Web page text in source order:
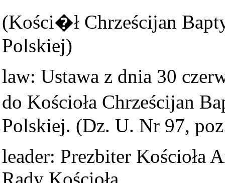
(Kości�ł Chrześcijan
Polskiej)
law: Ustawa z dnia 30
do Kościoła Chrześcijan
Polskiej. (Dz. U. Nr 97,
leader: Prezbiter Kościoła